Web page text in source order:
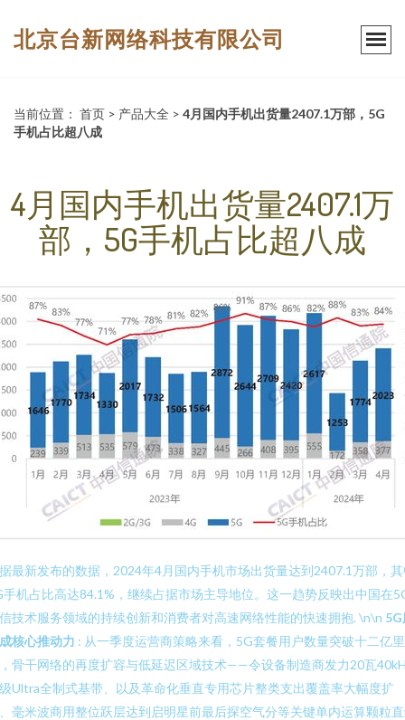
北京台新网络科技有限公司
当前位置： 首页 > 产品大全 > 4月国内手机出货量2407.1万部，5G
手机占比超八成
4月国内手机出货量2407.1万
部，5G手机占比超八成
最新发布的数据，2024年4月国内手机市场出货量达到2407.1万部，
手机占比高达84.1%，继续占据市场主导地位。这一趋势反映出中国在
技术服务领域的持续创新和消费者对高速网络性能的快速拥抱. \n\n
核心推动力 : 从一季度运营商策略来看，5G套餐用户数量突破十二亿
骨干网络的再度扩容与低延迟区域技术——令设备制造商发力20瓦
Ultra全制式基带、以及革命化垂直专用芯片整类支出覆盖率大幅度扩
毫米波商用整位跃层达到启明星前最后探空气分等关键单内运算颗粒